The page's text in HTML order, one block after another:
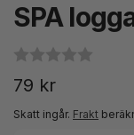
SPA
Ordinarie
pris
79 kr
Skatt ingår. Frakt